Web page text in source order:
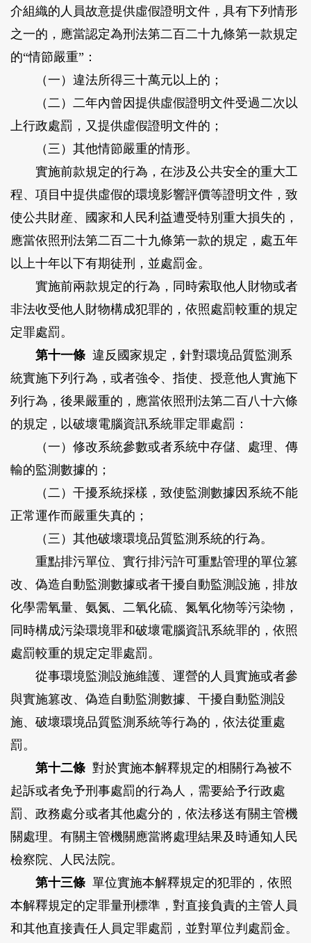
介組織的人員故意提供虛假證明文件，具有下列情形
之一的，應當認定為刑法第二百二十九條第一款規定
的“情節嚴重”：
（一）違法所得三十萬元以上的；
（二）二年內曾因提供虛假證明文件受過二次以
上行政處罰，又提供虛假證明文件的；
（三）其他情節嚴重的情形。
實施前款規定的行為，在涉及公共安全的重大工
程、項目中提供虛假的環境影響評價等證明文件，致
使公共財産、國家和人民利益遭受特別重大損失的，
應當依照刑法第二百二十九條第一款的規定，處五年
以上十年以下有期徒刑，並處罰金。
實施前兩款規定的行為，同時索取他人財物或者
非法收受他人財物構成犯罪的，依照處罰較重的規定
定罪處罰。
第十一條違反國家規定，針對環境品質監測系
統實施下列行為，或者強令、指使、授意他人實施下
列行為，後果嚴重的，應當依照刑法第二百八十六條
的規定，以破壞電腦資訊系統罪定罪處罰：
（一）修改系統參數或者系統中存儲、處理、傳
輸的監測數據的；
（二）干擾系統採樣，致使監測數據因系統不能
正常運作而嚴重失真的；
（三）其他破壞環境品質監測系統的行為。
重點排污單位、實行排污許可重點管理的單位篡
改、偽造自動監測數據或者干擾自動監測設施，排放
化學需氧量、氨氮、二氧化硫、氮氧化物等污染物，
同時構成污染環境罪和破壞電腦資訊系統罪的，依照
處罰較重的規定定罪處罰。
從事環境監測設施維護、運營的人員實施或者參
與實施篡改、偽造自動監測數據、干擾自動監測設
施、破壞環境品質監測系統等行為的，依法從重處
罰。
第十二條對於實施本解釋規定的相關行為被不
起訴或者免予刑事處罰的行為人，需要給予行政處
罰、政務處分或者其他處分的，依法移送有關主管機
關處理。有關主管機關應當將處理結果及時通知人民
檢察院、人民法院。
第十三條單位實施本解釋規定的犯罪的，依照
本解釋規定的定罪量刑標準，對直接負責的主管人員
和其他直接責任人員定罪處罰，並對單位判處罰金。